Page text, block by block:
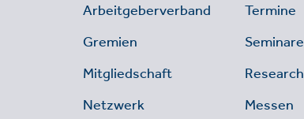
Arbeitgeberverband
Gremien
Mitgliedschaft
Netzwerk
Termine
Seminare
Research
Messen